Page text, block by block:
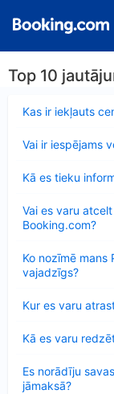
Top 10
Kas ir iekļauts
Vai ir iespējams
Kā es tieku
Vai es varu
Booking.com?
Ko nozīmē
vajadzīgs?
Kur es varu
Kā es varu
Es norādīju
jāmaksā?